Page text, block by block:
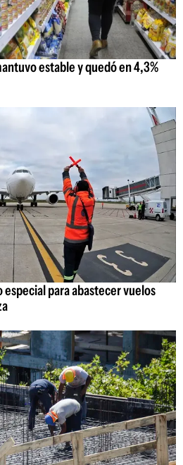
estable y quedó en 4,3%
para abastecer vuelos